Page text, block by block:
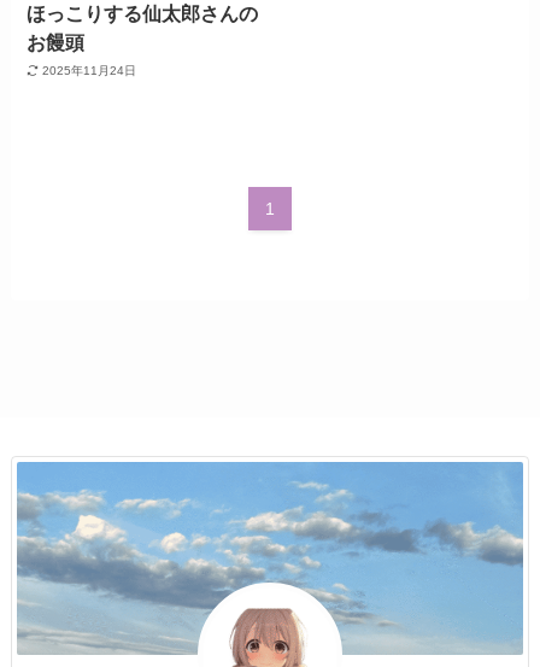
ほっこりする仙太郎さんの
お饅頭
2025年11月24日
1